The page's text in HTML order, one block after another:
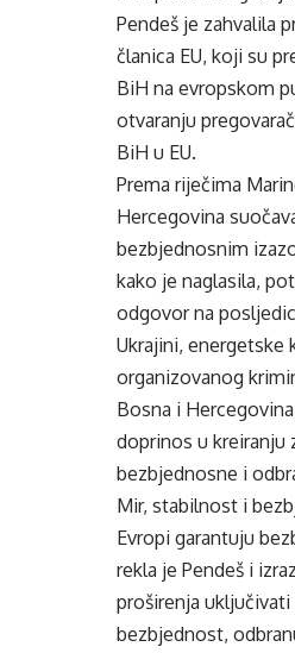
Pendeš je zahvalila
članica EU, koji su
BiH na evropskom
otvaranju
BiH u EU.
Prema riječima
Hercegovina
bezbjednosnim
kako je naglasila,
odgovor na
Ukrajini, energetske
organizovanog
Bosna i
doprinos u kreiranju
bezbjednosne i
Mir, stabilnost i
Evropi garantuju
rekla je Pendeš i
proširenja
bezbjednost,